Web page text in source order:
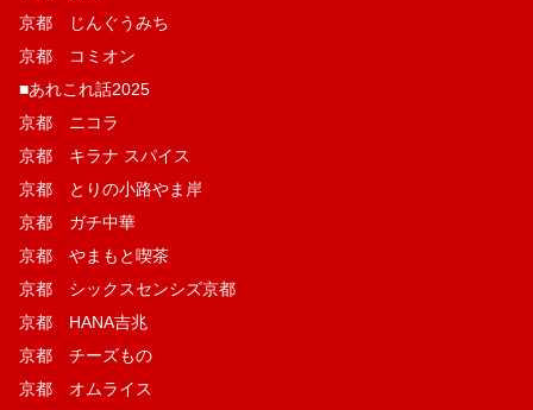
京都 じんぐうみち
京都 コミオン
■あれこれ話2025
京都 ニコラ
京都 キラナ スパイス
京都 とりの小路やま岸
京都 ガチ中華
京都 やまもと喫茶
京都 シックスセンシズ京都
京都 HANA吉兆
京都 チーズもの
京都 オムライス